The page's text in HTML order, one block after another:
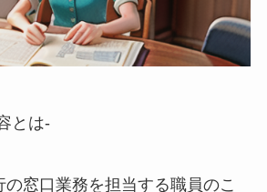
とは-
窓口業務を担当する職員のこ